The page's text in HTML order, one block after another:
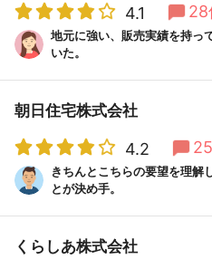
4.1 28
地元に強い、販売実績を持っ
いた。
朝日住宅株式会社
4.2
きちんとこちらの要望を理解
とが決め手。
くらしあ株式会社